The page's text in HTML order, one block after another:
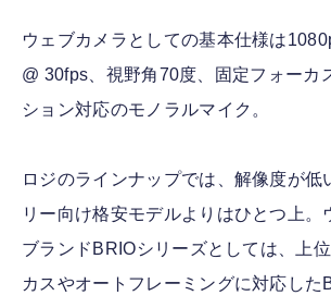
ウェブカメラとしての基本仕様は
@ 30fps、視野角70度、固定フォーカ
ション対応のモノラルマイク。
ロジのラインナップでは、解像度が低
リー向け格安モデルよりはひとつ上。
ブランドBRIOシリーズとしては、上
カスやオートフレーミングに対応した